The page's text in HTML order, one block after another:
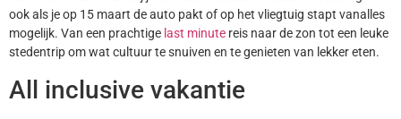
ook als je op 15 maart de auto pakt of op het vliegtuig stapt vanalles
mogelijk. Van een prachtige last minute reis naar de zon tot een leuke
stedentrip om wat cultuur te snuiven en te genieten van lekker eten.
All inclusive vakantie